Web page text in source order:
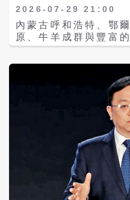
（Starlink）建立全球
為全球商業航太代表
國最大優勢在於製造能
指出，如果中國企業
能力，中國可能利用
張，形成新的競爭壓力。 中國版「星鏈
布局 萬顆衛星計畫引美方關
告特別關注中國低軌
出，中國目前推動多
中包括「國家衛星互
座」（Qianfan）。 兩項計畫均規劃部署超過
1萬顆衛星，目標是
通信網路。 這類低軌衛星系統被視為未來數位
基礎設施的重要組成
網路服務、海洋與極
應鏈安全」。FCC已
單」，禁止進口新型
備與電力逆變器，但
器可能被海外公司關
政府遠程存取與監視
外國製造的機器人則
美國人、增強外國情
期反對美方「將貿易
根據的藉口」實施制
要措施」因應任何損
籲各國共同發展人工
館敦促美國「放棄霸
業並以制裁相威脅」。 #FMsays
response to the
2026-07-29 21:00
內蒙古呼和浩特、鄂
原、牛羊成群與豐富
推動科技創新、綠色
及科技創新中心。 成立於2021年的卡爾動力
（KargoBot）在人工
展的浪潮下，以L4級
心，打造全球領先的
案，透過人工智慧、
推動物流運輸產業邁
的新時代。無人駕駛
項目，建立涵蓋感測
智慧營運平台的完整
「混合智能（